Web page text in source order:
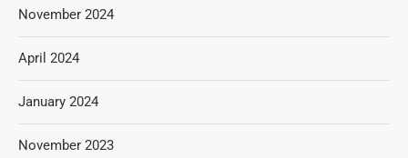
November 2024
April 2024
January 2024
November 2023